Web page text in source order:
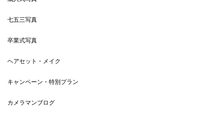
七五三写真
卒業式写真
ヘアセット・メイク
キャンペーン・特別プラン
カメラマンブログ